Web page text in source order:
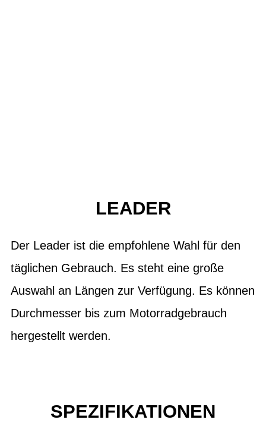
LEADER
Der Leader ist die empfohlene Wahl für den
täglichen Gebrauch. Es steht eine große
Auswahl an Längen zur Verfügung. Es können
Durchmesser bis zum Motorradgebrauch
hergestellt werden.
SPEZIFIKATIONEN